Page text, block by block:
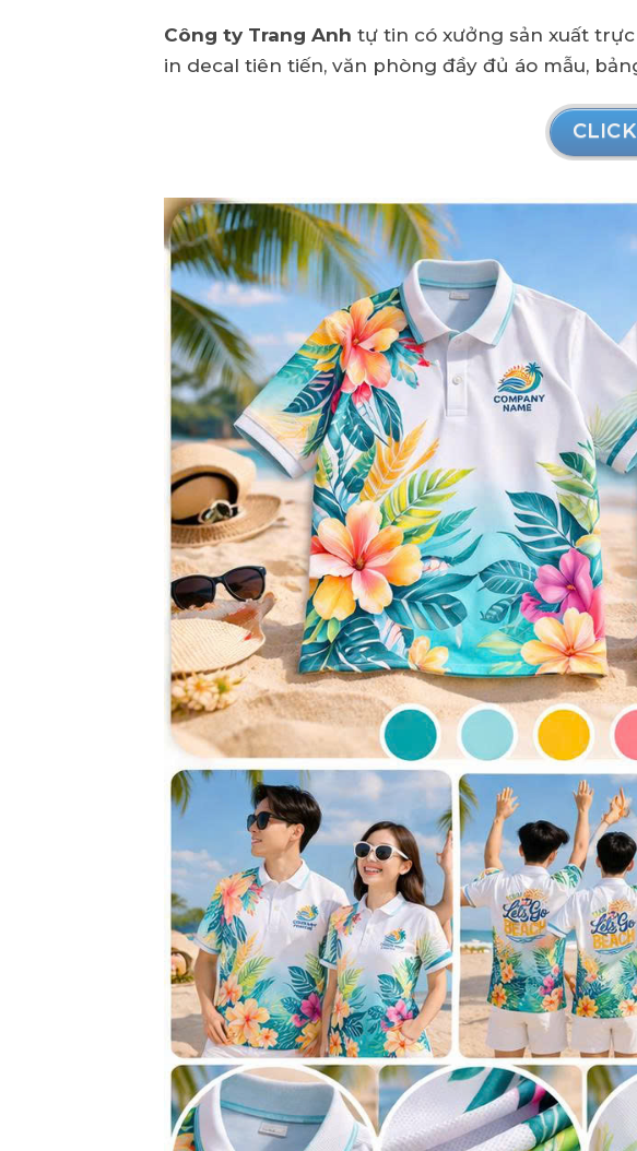
Công ty Trang Anh tự tin có xưởng sản xuất
in decal tiên tiến, văn phòng đầy đủ áo mẫu,